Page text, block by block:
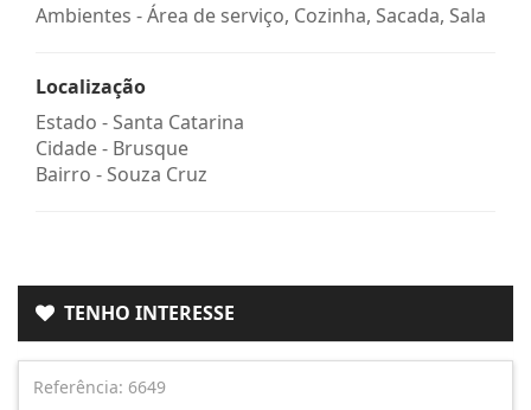
Ambientes - Área de serviço, Cozinha, Sacada, Sala
Localização
Estado -Santa Catarina
Cidade - Brusque
Bairro -Souza Cruz
TENHO INTERESSE